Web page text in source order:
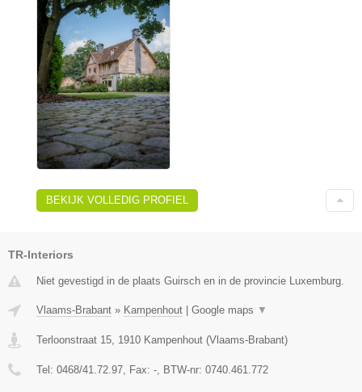
BEKIJK VOLLEDIG PROFIEL
TR-Interiors
Niet gevestigd in de plaats Guirsch en in de provincie Luxemburg.
Vlaams-Brabant » Kampenhout Google maps ▼
Terloonstraat 15 1910 Kampenhout (Vlaams-Brabant)
Tel: 0468/41.72.97 , Fax: - , BTW-nr: 0740.461.772